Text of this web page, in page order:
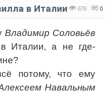
670 0
в Италии
Владимир Соловьёв
Италии, а не где-
потому, что ему
Навальным